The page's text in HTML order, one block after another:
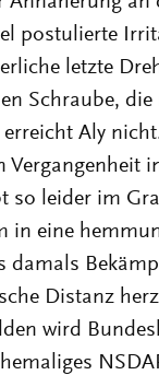
postulierte
letzte
Schraube, die
Aly
Vergangenheit
so leider im
in eine
damals
Distanz
wird